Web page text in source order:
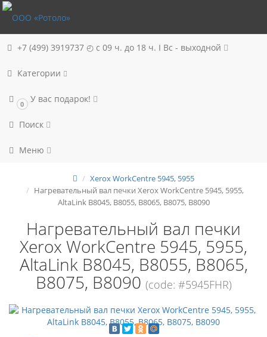
+7 (499) 3919737 ◴ с 09 ч. до 18 ч. I Вc - выходной
Категории
0 У вас подарок!
Поиск
Меню
Xerox WorkCentre 5945, 5955
Нагревательный вал печки Xerox WorkCentre 5945, 5955,
AltaLink B8045, B8055, B8065, B8075, B8090
Нагревательный вал печки
Xerox WorkCentre 5945, 5955,
AltaLink B8045, B8055, B8065,
B8075, B8090 (code: #5945FHR)